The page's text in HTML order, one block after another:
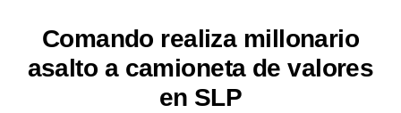
Comando realiza millonario
asalto a camioneta de valores
en SLP